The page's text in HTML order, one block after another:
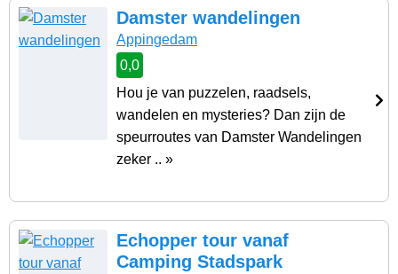
Damster wandelingen
Appingedam
0,0
Hou je van puzzelen, raadsels,
wandelen en mysteries? Dan zijn de
speurroutes van Damster Wandelingen
zeker .. »
Echopper tour vanaf
Camping Stadspark